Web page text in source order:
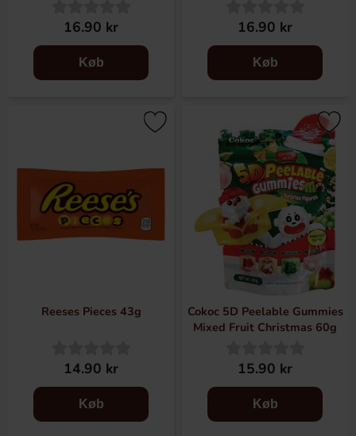
16.90 kr
Køb
16.90 kr
Køb
Reeses Pieces 43g
14.90 kr
Køb
Cokoc 5D Peelable Gummies
Mixed Fruit Christmas 60g
15.90 kr
Køb